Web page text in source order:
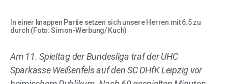
In einer knappen Partie setzen sich unsere Herren mit 6:5 zu
durch (Foto: Simon-Werbung/ Kuch)
Am 11. Spieltag der Bundesliga traf der UHC
Sparkasse Weißenfels auf den SC DHfK Leipzig vor